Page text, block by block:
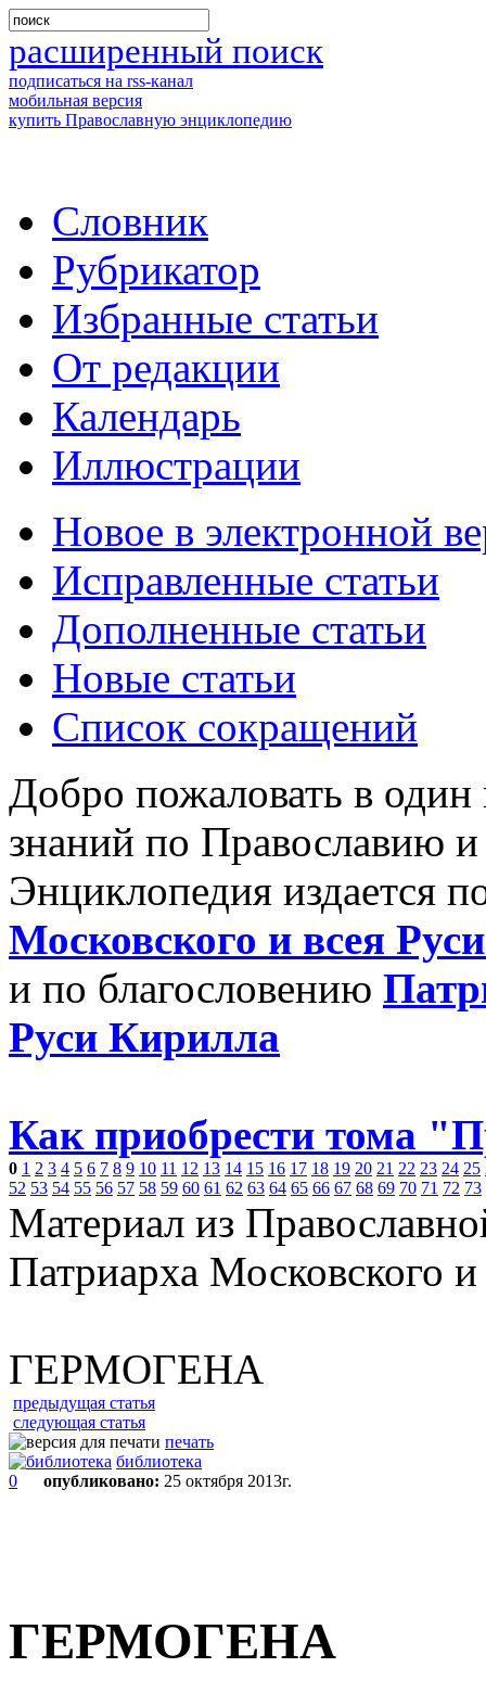
расширенный поиск
подписаться на rss-канал
мобильная версия
купить Православную энциклопедию
Словник
Рубрикатор
Избранные статьи
От редакции
Календарь
Иллюстрации
Новое в электронной
Исправленные статьи
Дополненные статьи
Новые статьи
Список сокращений
Добро пожаловать в
знаний по Православию
Энциклопедия издается
Московского и всея
и по благословению
Руси Кирилла
Как приобрести тома
0 1 2 3 4 5 6 7 8 9 10 11 12 13 14 15 16 17 18 19 20 21 22 23 24 25
52 53 54 55 56 57 58 59 60 61 62 63 64 65 66 67 68 69 70 71 72 73
Материал из
Патриарха Московского
ГЕРМОГЕНА
предыдущая статья
следующая статья
печать
библиотека
0
опубликовано: 25 октября 2013г.
ГЕРМОГЕНА